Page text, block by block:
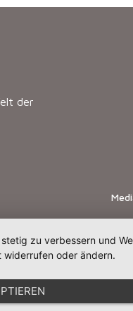
der
zu verbessern und
oder ändern.